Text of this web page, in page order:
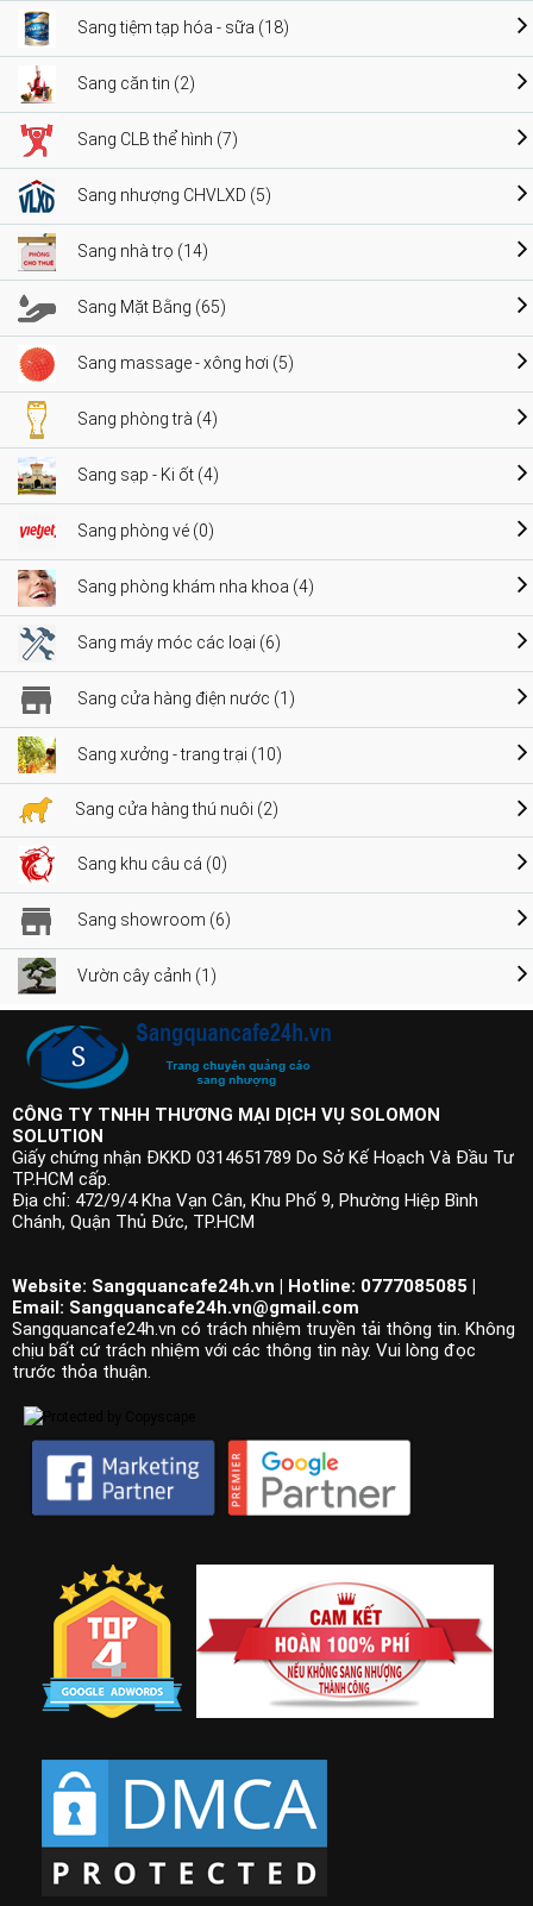
Sang tiệm tạp hóa - sữa (18)
Sang căn tin (2)
Sang CLB thể hình (7)
Sang nhượng CHVLXD (5)
Sang nhà trọ (14)
Sang Mặt Bằng (65)
Sang massage - xông hơi (5)
Sang phòng trà (4)
Sang sạp - Ki ốt (4)
Sang phòng vé (0)
Sang phòng khám nha khoa (4)
Sang máy móc các loại (6)
Sang cửa hàng điện nước (1)
Sang xưởng - trang trại (10)
Sang cửa hàng thú nuôi (2)
Sang khu câu cá (0)
Sang showroom (6)
Vườn cây cảnh (1)
CÔNG TY TNHH THƯƠNG MẠI DỊCH VỤ SOLOMON
SOLUTION
Giấy chứng nhận ĐKKD 0314651789 Do Sở Kế Hoạch Và Đầu Tư
TP.HCM cấp.
Địa chỉ: 472/9/4 Kha Vạn Cân, Khu Phố 9, Phường Hiệp Bình
Chánh, Quận Thủ Đức, TP.HCM
Website: Sangquancafe24h.vn | Hotline: 0777085085 |
Email: Sangquancafe24h.vn@gmail.com
Sangquancafe24h.vn có trách nhiệm truyền tải thông tin. Không
chịu bất cứ trách nhiệm với các thông tin này. Vui lòng đọc
trước thỏa thuận.